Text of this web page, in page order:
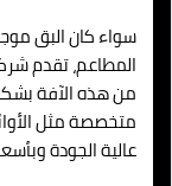
سواء كان البق
المطاعم، تقدم
من هذه الآفة
متخصصة مثل
عالية الجودة